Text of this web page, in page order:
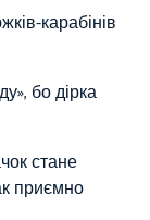
карабінів
бо дірка
стане
приємно